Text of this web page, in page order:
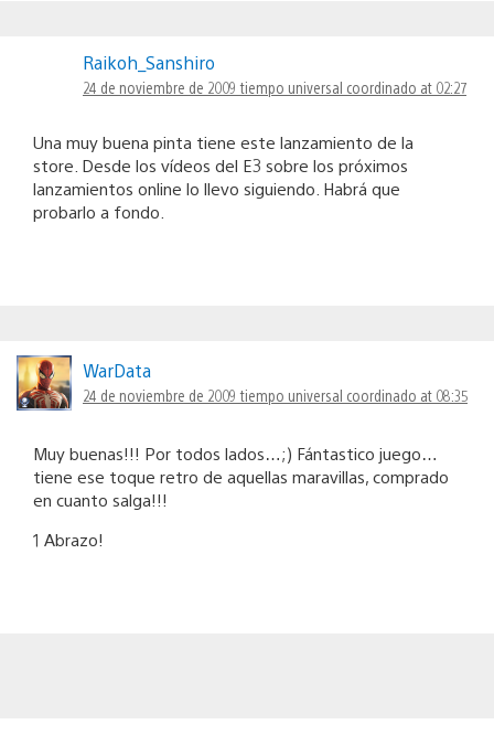
Raikoh_Sanshiro
24 de noviembre de 2009 tiempo universal coordinado at 02:27
Una muy buena pinta tiene este lanzamiento de la
store. Desde los vídeos del E3 sobre los próximos
lanzamientos online lo llevo siguiendo. Habrá que
probarlo a fondo.
WarData
24 de noviembre de 2009 tiempo universal coordinado at 08:35
Muy buenas!!! Por todos lados…;) Fántastico juego…
tiene ese toque retro de aquellas maravillas, comprado
en cuanto salga!!!
1 Abrazo!